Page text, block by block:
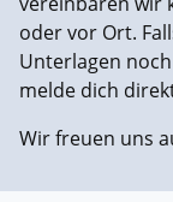
oder vor Ort.
Unterlagen
melde dich
Wir freuen uns